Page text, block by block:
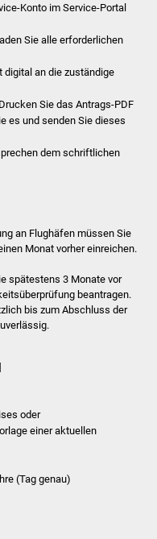
und Integration
Asyl
in Süßen
+
Konto im Service-Portal
Sie alle erforderlichen
digital an die zuständige
Sie das Antrags-PDF
es und senden Sie dieses
dem schriftlichen
an Flughäfen müssen Sie
Monat vorher einreichen.
spätestens 3 Monate vor
beantragen.
bis zum Abschluss der
oder
einer aktuellen
(Tag genau)